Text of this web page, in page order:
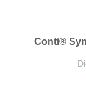
Conti®